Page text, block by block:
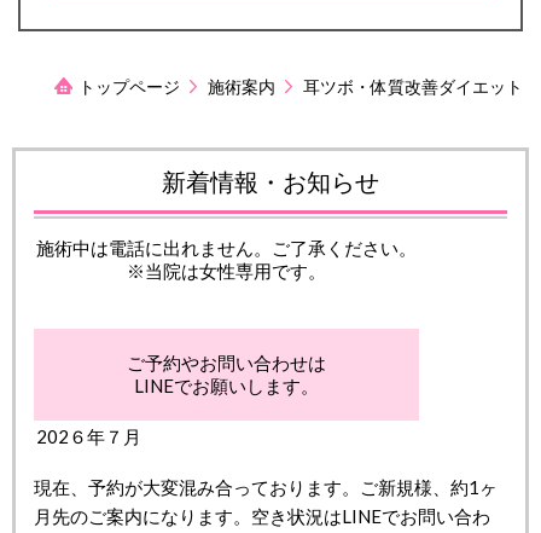
トップページ 施術案内 耳ツボ・体質改善ダイエット
新着情報・お知らせ
施術中は電話に出れません。ご了承ください。
※当院は女性専用です。
ご予約やお問い合わせは
LINEでお願いします。
202６年７月
現在、予約が大変混み合っております。ご新規様、約1ヶ
月先のご案内になります。空き状況はLINEでお問い合わ